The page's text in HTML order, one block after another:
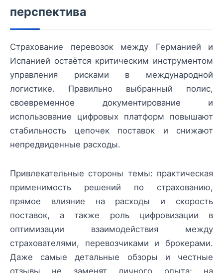
перспектива
Страхование перевозок между Германией и
Испанией остаётся критическим инструментом
управления рисками в международной
логистике. Правильно выбранный полис,
своевременное документирование и
использование цифровых платформ повышают
стабильность цепочек поставок и снижают
непредвиденные расходы.
Привлекательные стороны темы: практическая
применимость решений по страхованию,
прямое влияние на расходы и скорость
поставок, а также роль цифровизации в
оптимизации взаимодействия между
страхователями, перевозчиками и брокерами.
Даже самые детальные обзоры и честные
отзывы не заменят личного опыта; на